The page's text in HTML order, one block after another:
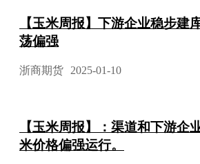
【玉米周报】下游企业稳步建
荡偏强
浙商期货 2025-01-10
【玉米周报】：渠道和下游企
米价格偏强运行。